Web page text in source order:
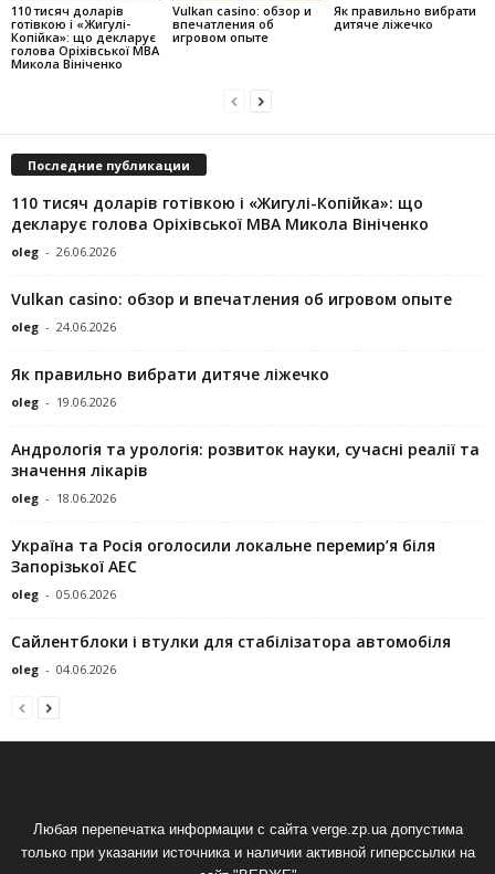
110 тисяч доларів
готівкою і «Жигулі-
Копійка»: що декларує
голова Оріхівської МВА
Микола Вініченко
Vulkan casino: обзор и
впечатления об
игровом опыте
Як правильно вибрати
дитяче ліжечко
Последние публикации
110 тисяч доларів готівкою і «Жигулі-Копійка»: що
декларує голова Оріхівської МВА Микола Вініченко
oleg - 26.06.2026
Vulkan casino: обзор и впечатления об игровом опыте
oleg - 24.06.2026
Як правильно вибрати дитяче ліжечко
oleg - 19.06.2026
Андрологія та урологія: розвиток науки, сучасні реалії та
значення лікарів
oleg - 18.06.2026
Україна та Росія оголосили локальне перемир’я біля
Запорізької АЕС
oleg - 05.06.2026
Сайлентблоки і втулки для стабілізатора автомобіля
oleg - 04.06.2026
Любая перепечатка информации с сайта verge.zp.ua допустима
только при указании источника и наличии активной гиперссылки на